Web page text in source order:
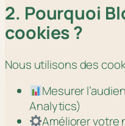
2. Pourquoi
cookies ?
Nous utilisons des
Mesurer
Analytics)
Améliorer votre